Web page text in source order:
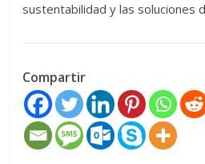
sustentabilidad y las soluciones
Compartir